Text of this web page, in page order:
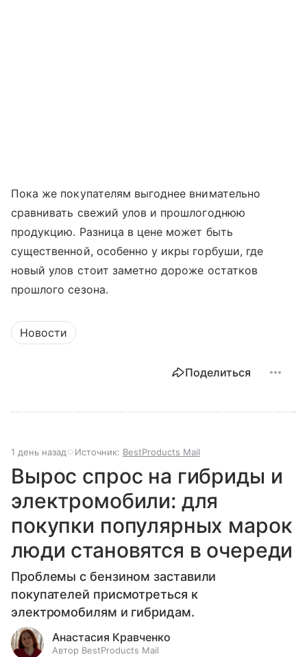
Пока же покупателям выгоднее внимательно
сравнивать свежий улов и прошлогоднюю
продукцию. Разница в цене может быть
существенной, особенно у икры горбуши, где
новый улов стоит заметно дороже остатков
прошлого сезона.
Новости
Поделиться
1 день назад Источник: BestProducts Mail
Вырос спрос на гибриды и
электромобили: для
покупки популярных марок
люди становятся в очереди
Проблемы с бензином заставили
покупателей присмотреться к
электромобилям и гибридам.
Анастасия Кравченко
Автор BestProducts Mail